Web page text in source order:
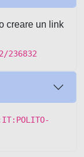
creare un link